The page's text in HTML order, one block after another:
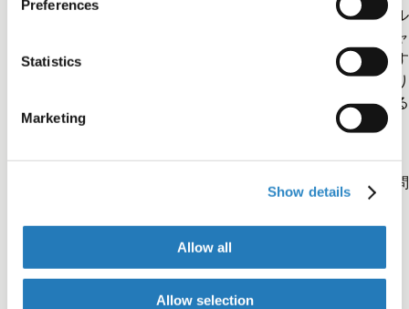
Preferences
Statistics
Marketing
Show details
Allow all
Allow selection
い。共著者と編集者（賢明にも利用している場合）にダブ
ェックしてもらい、見落としがないようにしましょう。ジ
ナルのガイドラインは一貫性がなく、難しい場合がありま
いくつかは言い回しが不自然で自己矛盾していることもあ
す。どんなにうるさく見えても、ジャーナルが要求してい
式に忠実であることを確認してください。
不明な点はジャーナルに直接問い合わせて確認しても全く
ジャーナルにふさわしいことを証明